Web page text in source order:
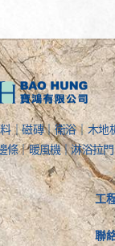
｜磁磚｜衛浴｜木地
條｜暖風機｜淋浴拉
工
聯